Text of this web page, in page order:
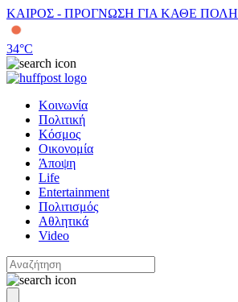
ΚΑΙΡΟΣ - ΠΡΟΓΝΩΣΗ ΓΙΑ ΚΑΘΕ ΠΟΛΗ
34°C
Κοινωνία
Πολιτική
Κόσμος
Οικονομία
Άποψη
Life
Entertainment
Πολιτισμός
Αθλητικά
Video